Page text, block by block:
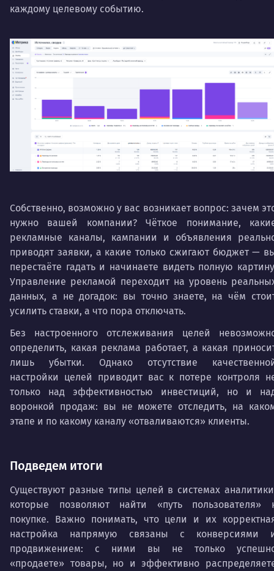
каждому целевому событию.
Собственно, возможно у вас возникает вопрос: зачем
нужно вашей компании? Чёткое понимание,
рекламные каналы, кампании и объявления
приводят заявки, а какие только сжигают бюджет —
перестаёте гадать и начинаете видеть полную
Управление рекламой переходит на уровень
данных, а не догадок: вы точно знаете, на чём
усилить ставки, а что пора отключать.
Без настроенного отслеживания целей
определить, какая реклама работает, а какая
лишь убытки. Однако отсутствие
настройки целей приводит вас к потере контроля
только над эффективностью инвестиций, но и
воронкой продаж: вы не можете отследить, на
этапе и по какому каналу «отваливаются» клиенты.
Подведем итоги
Существуют разные типы целей в системах
которые позволяют найти «путь пользователя»
покупке. Важно понимать, что цели и их
настройка напрямую связаны с конверсиями
продвижением: с ними вы не только
«продаете» товары, но и эффективно